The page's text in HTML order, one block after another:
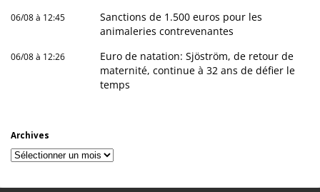
06/08 à 12:45
Sanctions de 1.500 euros pour les
animaleries contrevenantes
06/08 à 12:26
Euro de natation: Sjöström, de retour de
maternité, continue à 32 ans de défier le
temps
Archives
Archives